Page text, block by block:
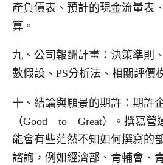
產負債表、預計的現金流量表
算。
九、公司報酬計畫：決策準則
數假設、PS分析法、相關評價
十、結論與願景的期許：期許
（Good to Great）。撰寫營
能會有些茫然不知如何撰寫的
諮詢，例如經濟部、青輔會、